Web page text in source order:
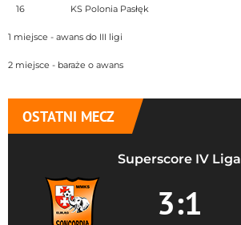
16
KS Polonia Pasłęk
1 miejsce - awans do III ligi
2 miejsce - baraże o awans
OSTATNI MECZ
Superscore IV Liga
3:1